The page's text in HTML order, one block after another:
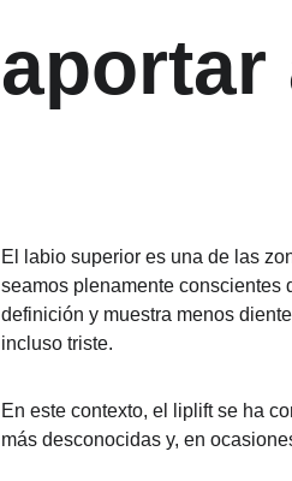
aportar
El labio superior es una de las
seamos plenamente conscientes
definición y muestra menos
incluso triste.
En este contexto, el liplift se ha
más desconocidas y, en